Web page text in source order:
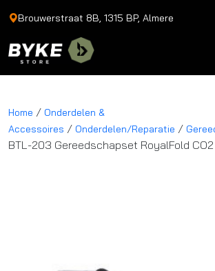
Brouwerstraat 8B, 1315 BP, Almere
Home / Onderdelen &
Accessoires / Onderdelen/Reparatie /
BTL-203 Gereedschapset RoyalFold